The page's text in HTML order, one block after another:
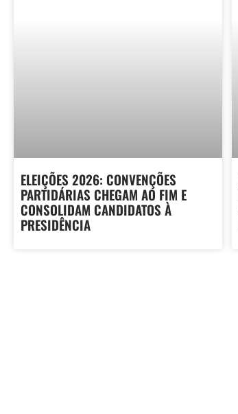
ELEIÇÕES 2026: CONVENÇÕES
PARTIDÁRIAS CHEGAM AO FIM E
CONSOLIDAM CANDIDATOS À
PRESIDÊNCIA